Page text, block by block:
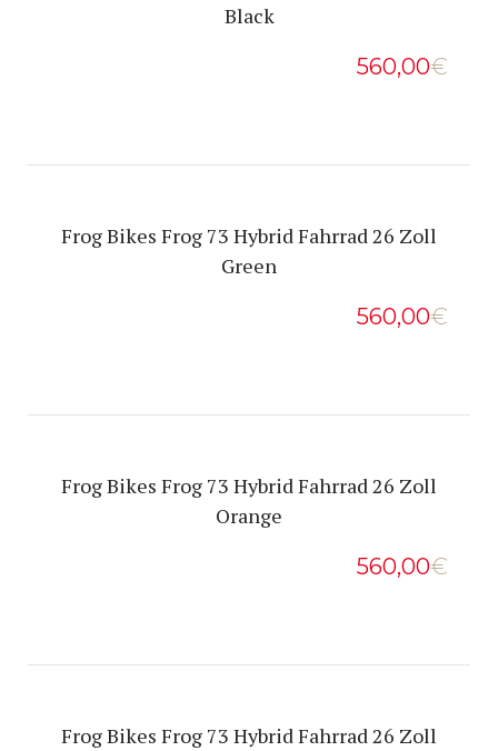
Black
560,00€
Frog Bikes Frog 73 Hybrid Fahrrad 26 Zoll
Green
560,00€
Frog Bikes Frog 73 Hybrid Fahrrad 26 Zoll
Orange
560,00€
Frog Bikes Frog 73 Hybrid Fahrrad 26 Zoll